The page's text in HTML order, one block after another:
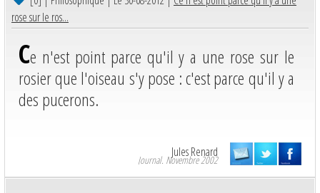
rose sur le ros...
Ce n'est point parce qu'il y a une rose sur le
rosier que l'oiseau s'y pose : c'est parce qu'il y a
des pucerons.
Jules Renard
Journal. Novembre 2002